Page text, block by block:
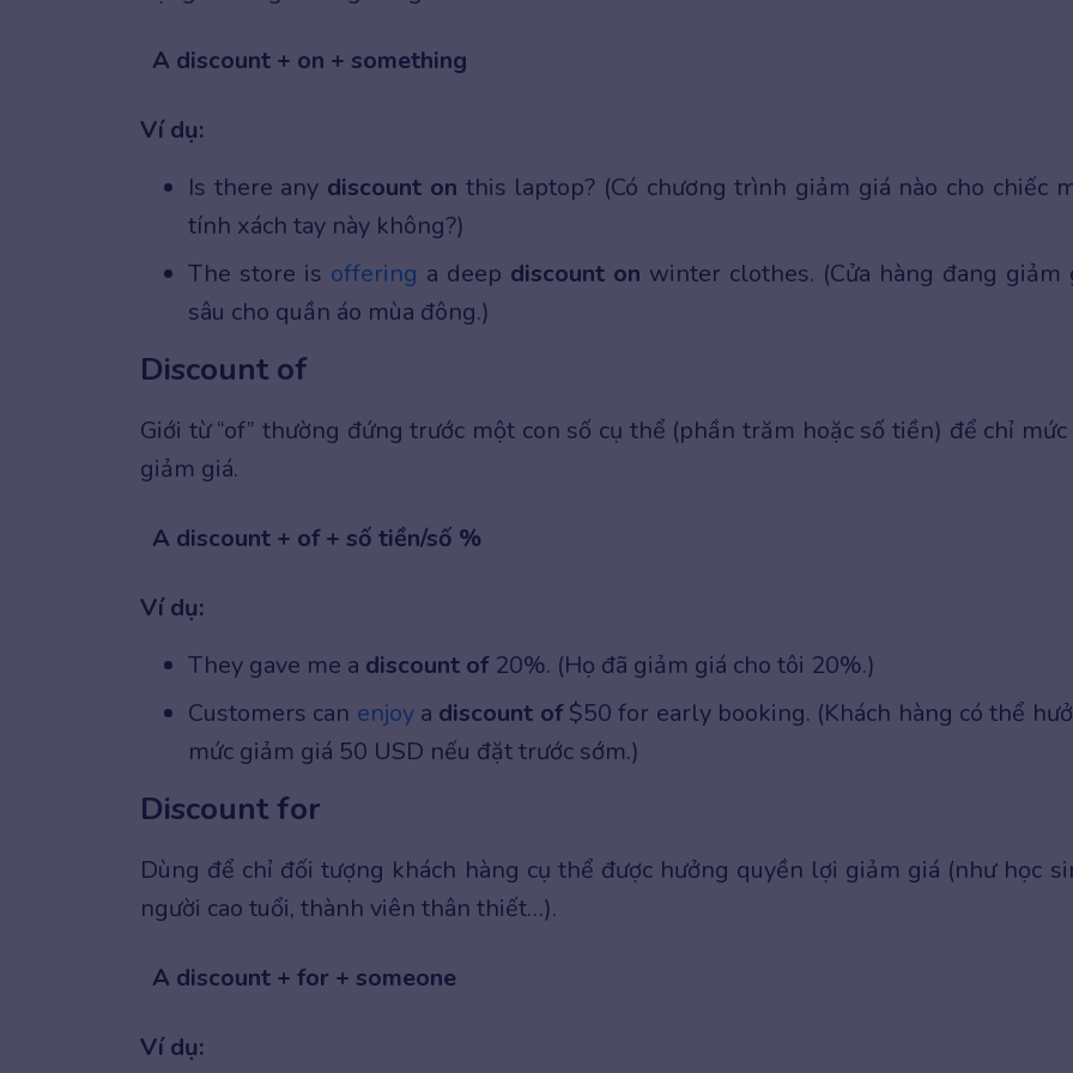
A discount + on + something
Ví dụ:
Is there any discount on this laptop? (Có chương trình giảm giá nào cho chiếc
tính xách tay này không?)
The store is offering a deep discount on winter clothes. (Cửa hàng đang giảm
sâu cho quần áo mùa đông.)
Discount of
Giới từ “of” thường đứng trước một con số cụ thể (phần trăm hoặc số tiền) để chỉ
giảm giá.
A discount + of + số tiền/số %
Ví dụ:
They gave me a discount of20%. (Họ đã giảm giá cho tôi 20%.)
Customers can enjoya discount of$50 for early booking. (Khách hàng có thể
mức giảm giá 50 USD nếu đặt trước sớm.)
Discount for
Dùng để chỉ đối tượng khách hàng cụ thể được hưởng quyền lợi giảm giá (như học
người cao tuổi, thành viên thân thiết…).
A discount + for + someone
Ví dụ: